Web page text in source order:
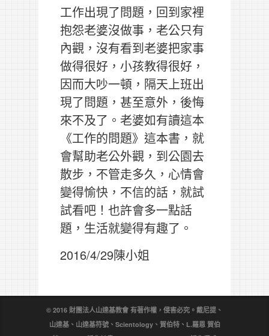
工作出現了問題，回到家裡
抱怨老婆沒做事，老公只有
內觀，沒有看到老婆把家事
做得很好，小孩教得很好，
因而大吵一頓，隔天上班出
現了問題，甚至意外，後悔
來不及了。老婆如有讀這本
《工作的問題》這本書，就
會幫助老公外觀，到公園去
散步，不管走多久，心情會
變得愉快，不信的話，就試
試看吧！也許會多一點話
題，生活就變得有趣了。
2016/4/29陳小姐
© 2016 財團法人山達基教會 有著作權，侵害必究。戴尼提、
山達基、山達基符號、Scientology、賀伯特、L.羅恩 賀伯